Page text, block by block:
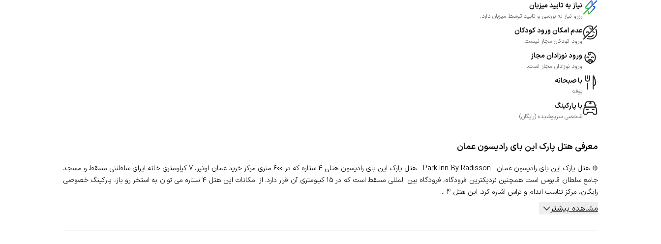
نیاز به تایید میزبان
رزرو نیاز به بررسی و تایید توسط میزبان دارد.
عدم امکان ورود کودکان
ورود کودکان مجاز نیست.
ورود نوزادان مجاز
ورود نوزادان مجاز است.
با صبحانه
بوفه
با پارکینگ
شخصی سرپوشیده (رایگان)
معرفی هتل پارک این بای رادیسون عمان
❇️ هتل پارک این بای رادیسون عمان - Park Inn By Radisson - هتل پارک این بای رادیسون هتلی 4 ستاره که در 600 متری مرکز خرید عمان اونیز، 7 کیلومتری خانه اپرای سلطنتی مسقط و مسجد
جامع سلطان قابوس است همچنین نزدیکترین فرودگاه، فرودگاه بین المللی مسقط است که در 15 کیلومتری آن قرار دارد. از امکانات این هتل 4 ستاره می توان به استخر رو باز، پارکینگ خصوصی
رایگان، مرکز تناسب اندام و تراس اشاره کرد. این هتل 4 ...
مشاهده بیشتر